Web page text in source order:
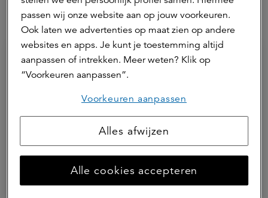
Hierna lezen
10 juni 2026 | 2 min.
HBB Groep en Maarsen Groep
passen wij onze website aan op jouw voorkeuren.
Ook laten we advertenties op maat zien op andere
websites en apps. Je kunt je toestemming altijd
aanpassen of intrekken. Meer weten? Klik op
“Voorkeuren aanpassen”.
Voorkeuren aanpassen
Alles afwijzen
Alle cookies accepteren